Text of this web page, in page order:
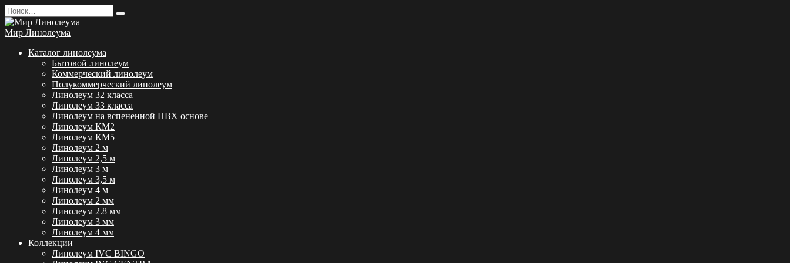
Перейти
к
содержанию
Search
for:
Мир Линолеума
Каталог линолеума
Бытовой линолеум
Коммерческий линолеум
Полукоммерческий линолеум
Линолеум 32 класса
Линолеум 33 класса
Линолеум на вспененной ПВХ основе
Линолеум КМ2
Линолеум КМ5
Линолеум 2 м
Линолеум 2,5 м
Линолеум 3 м
Линолеум 3,5 м
Линолеум 4 м
Линолеум 2 мм
Линолеум 2.8 мм
Линолеум 3 мм
Линолеум 4 мм
Коллекции
Линолеум IVC BINGO